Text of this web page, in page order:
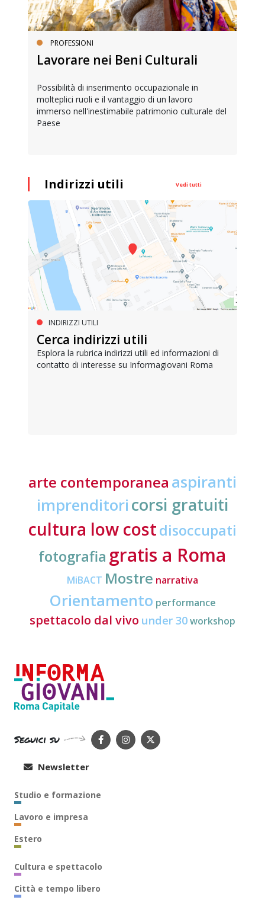
PROFESSIONI
Lavorare nei Beni Culturali
Possibilità di inserimento occupazionale in
molteplici ruoli e il vantaggio di un lavoro
immerso nell'inestimabile patrimonio culturale del
Paese
Indirizzi utili Vedi tutti
INDIRIZZI UTILI
Cerca indirizzi utili
Esplora la rubrica indirizzi utili ed informazioni di
contatto di interesse su Informagiovani Roma
arte contemporanea aspiranti
imprenditori corsi gratuiti
cultura low costdisoccupati
fotografia gratis a Roma
MiBACT Mostre narrativa
Orientamento performance
spettacolo dal vivo under 30workshop
Seguici su
Newsletter
Studio e formazione
Lavoro e impresa
Estero
Cultura e spettacolo
Città e tempo libero